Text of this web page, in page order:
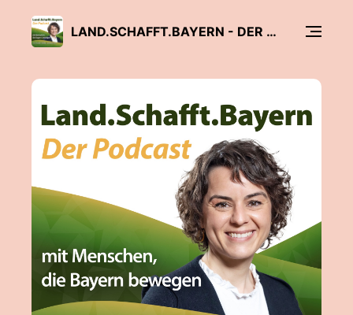
LAND.SCHAFFT.BAYERN - DER PODCAST MIT MENSCHEN, DIE BAYERN BEWEGEN